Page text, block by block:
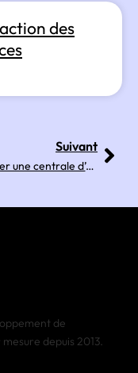
des
Suivant
Digitaliser une centrale d’achat : 7 erreurs fréquentes
de
depuis 2013.